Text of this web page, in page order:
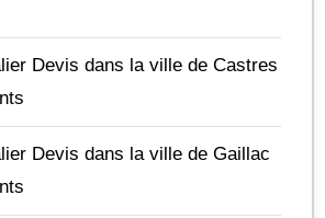
Devis dans la ville de Castres
Devis dans la ville de Gaillac